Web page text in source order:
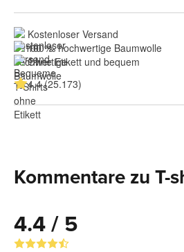
Kostenloser Versand
100 % hochwertige Baumwolle
Ohne Etikett und bequem
4.4 (25.173)
Kommentare zu T-
4.4 / 5